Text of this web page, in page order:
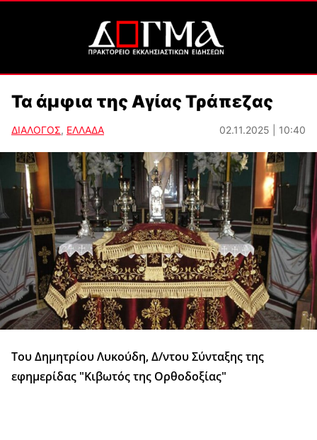
Τα άμφια της Αγίας Τράπεζας
ΔΙΑΛΟΓΟΣ, ΕΛΛΑΔΑ 02.11.2025 | 10:40
Του Δημητρίου Λυκούδη, Δ/ντου Σύνταξης της
εφημερίδας "Κιβωτός της Ορθοδοξίας"